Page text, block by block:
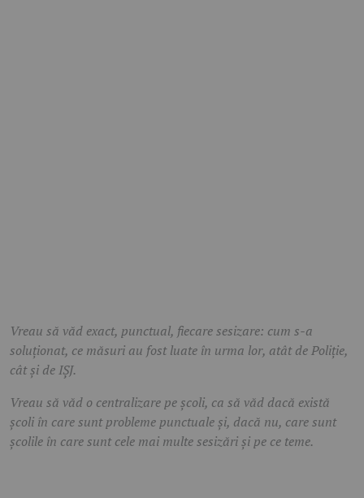
Vreau să văd exact, punctual, fiecare sesizare: cum s-a
soluționat, ce măsuri au fost luate în urma lor, atât de Poliție,
cât și de IȘJ.
Vreau să văd o centralizare pe școli, ca să văd dacă există
școli în care sunt probleme punctuale și, dacă nu, care sunt
școlile în care sunt cele mai multe sesizări și pe ce teme.